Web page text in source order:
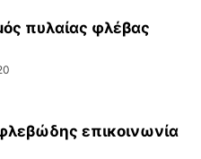
πυλαίας φλέβας
επικοινωνία